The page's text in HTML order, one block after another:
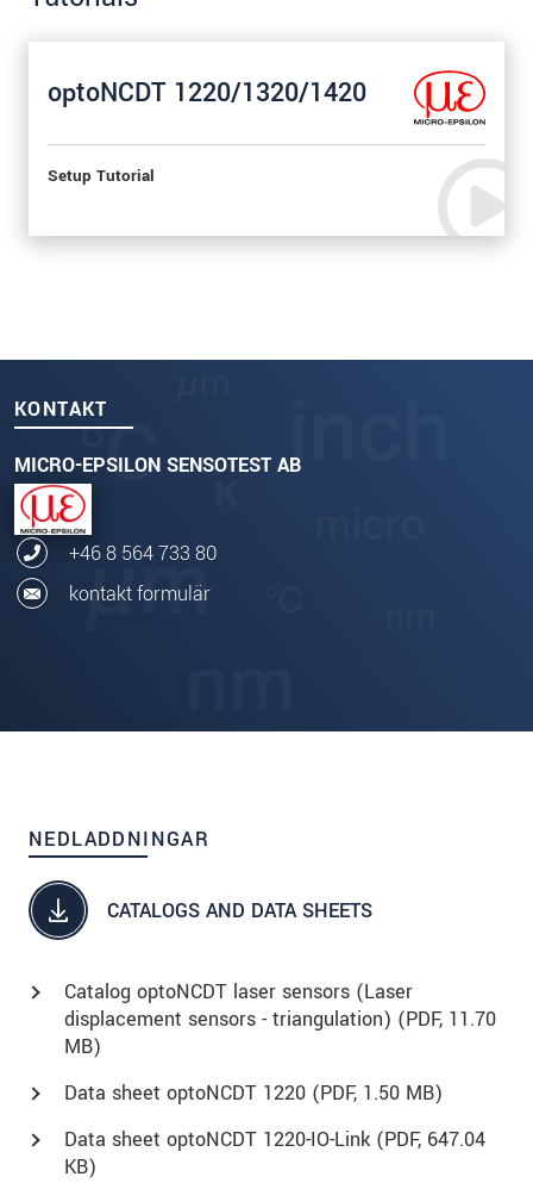
optoNCDT 1220/1320/1420
Setup Tutorial
KONTAKT
MICRO-EPSILON SENSOTEST AB
+46 8 564 733 80
kontakt formulär
NEDLADDNINGAR
CATALOGS AND DATA SHEETS
Catalog optoNCDT laser sensors (Laser
displacement sensors - triangulation) (PDF, 11.70
MB)
Data sheet optoNCDT 1220 (PDF, 1.50 MB)
Data sheet optoNCDT 1220-IO-Link (PDF, 647.04
KB)